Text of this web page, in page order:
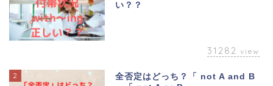
い？？
31282 view
2
全否定はどっち？「 not A and B